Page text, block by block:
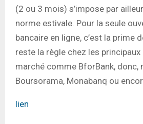
(2 ou 3 mois) s’impose par
norme estivale. Pour la seule
bancaire en ligne, c’est la prime
reste la règle chez les
marché comme BforBank, donc,
Boursorama, Monabanq ou
lien